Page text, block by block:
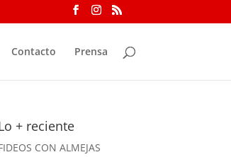
Contacto Prensa
+ reciente
CON ALMEJAS